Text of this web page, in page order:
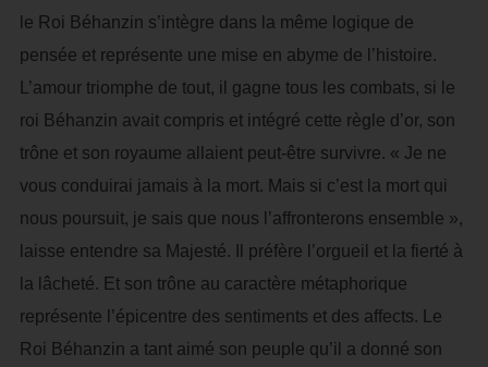
le Roi Béhanzin s’intègre dans la même logique de
pensée et représente une mise en abyme de l’histoire.
L’amour triomphe de tout, il gagne tous les combats, si le
roi Béhanzin avait compris et intégré cette règle d’or, son
trône et son royaume allaient peut-être survivre. « Je ne
vous conduirai jamais à la mort. Mais si c’est la mort qui
nous poursuit, je sais que nous l’affronterons ensemble »,
laisse entendre sa Majesté. Il préfère l’orgueil et la fierté à
la lâcheté. Et son trône au caractère métaphorique
représente l’épicentre des sentiments et des affects. Le
Roi Béhanzin a tant aimé son peuple qu’il a donné son